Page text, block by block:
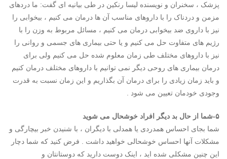
پزشک ، سخنران و نویسنده لیسا رنکین در طی بیانیه ای گفت: ما دردهای
مزمن و دردناک را با داروهای مناسب آن ها درمان می کنیم ، بیخوابی را
نیز با داروی ضد بیخوابی درمان می کنیم ، مسائل مربوط به وزن را با
رژیم های متفاوت حل می کنیم و یا حتی بیماری های جسمی و روانی را
نیز با داروهای مختلف طی زمان معلوم شده حل می کنیم ولی برای
درمان بیماری های روحی دیگر نمی توانیم با داروهای مختلف درمان کنیم
و باید زمان زیادی را برای درمان آن بگذاریم و این زمان نسبت به قدرت
وجودی خودمان تعیین می شود .
۵-شما از حال بد دیگر افراد خوشحال می شوید
شما بجای احساس همدردی یا همدلی با دیگران ، با شنیدن خبر بیچارگی و
مشکلات آنها احساس خوشحالی خواهید داشت . فرض کنید که شما دچار
این چنین مشکلی شده اید ، اینک دوست دارید که دوستانتان و